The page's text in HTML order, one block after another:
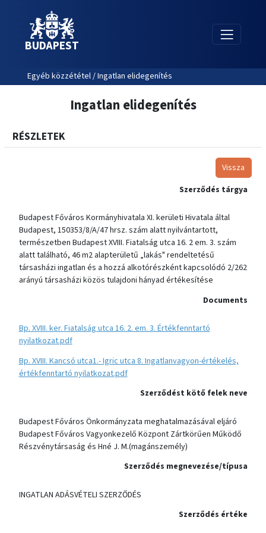
BUDAPEST
Egyéb közzététel / Ingatlan elidegenítés
Ingatlan elidegenítés
RÉSZLETEK
Vissza
Szerződés tárgya
Budapest Főváros Kormányhivatala XI. kerületi Hivatala által
Budapest, 150353/8/A/47 hrsz. szám alatt nyilvántartott,
természetben Budapest XVIII. Fiatalság utca 16. 2 em. 3. szám
alatt található, 46 m2 alapterületű „lakás" rendeltetésű
társasházi ingatlan és a hozzá alkotórészként kapcsolódó 2/262
arányú társasházi közös tulajdoni hányad értékesítése
Documents
Bp. XVIII. ker. Fiatalság utca 16. 2. em. 3. Értékfenntartó
nyilatkozat.pdf
Bp. XVIII. Kancsó utca1.- Igric utca 8. Ingatlanvagyon-értékelés,
értékfenntartó nyilatkozat.pdf
Szerződést kötő felek neve
Budapest Főváros Önkormányzata meghatalmazásával eljáró
Budapest Főváros Vagyonkezelő Központ Zártkörűen Működő
Részvénytársaság és Hné J. M.(magánszemély)
Szerződés megnevezése/típusa
INGATLAN ADÁSVÉTELI SZERZŐDÉS
Szerződés értéke